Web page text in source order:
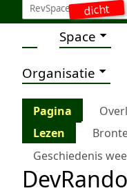
dicht
Space
Organisatie
Pagina
Lezen
Geschiedenis